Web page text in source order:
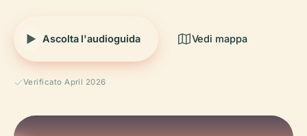
Ascolta l'audioguida Vedi mappa
Verificato April 2026